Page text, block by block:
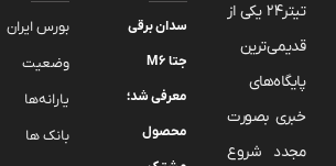
تیتر24 یکی از
قدیمی‌ترین
پایگاه‌های
خبری بصورت
مجدد شروع
سدان برقی
جتا M6
معرفی شد؛
محصول
بورس ایران
وضعیت
یارانه‌ها
بانک ها